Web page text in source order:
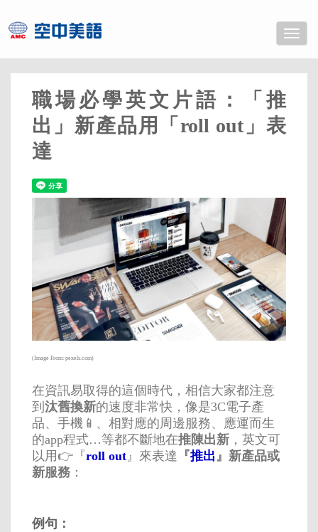
Toggle
職場必學英文片語：「推
出」新產品用「roll out」表
達
(Image From: pexels.com)
在資訊易取得的這個時代，相信大家都注意
到 汰舊換新的速度非常快，像是3C電子產
品、手機📱、相對應的周邊服務、應運而生
的app程式…等都不斷地在推陳出新 ，英文可
以用👉『roll out』來表達 『推出 』新產品或
新服務 ：
例句：